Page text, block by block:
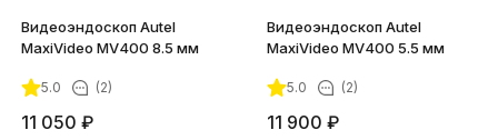
Видеоэндоскоп Autel
MaxiVideo MV400 8.5 мм
5.0 (2)
11 050 ₽
Видеоэндоскоп Autel
MaxiVideo MV400 5.5 мм
5.0 (2)
11 900 ₽